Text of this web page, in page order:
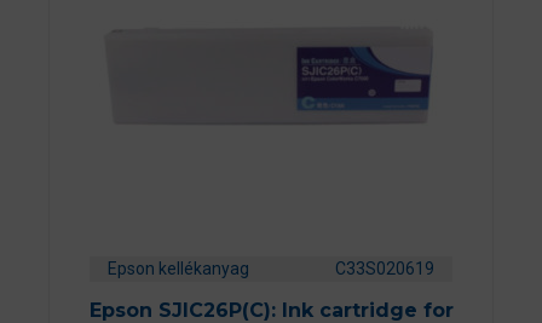
Epson kellékanyag C33S020619
Epson SJIC26P(C): Ink cartridge for